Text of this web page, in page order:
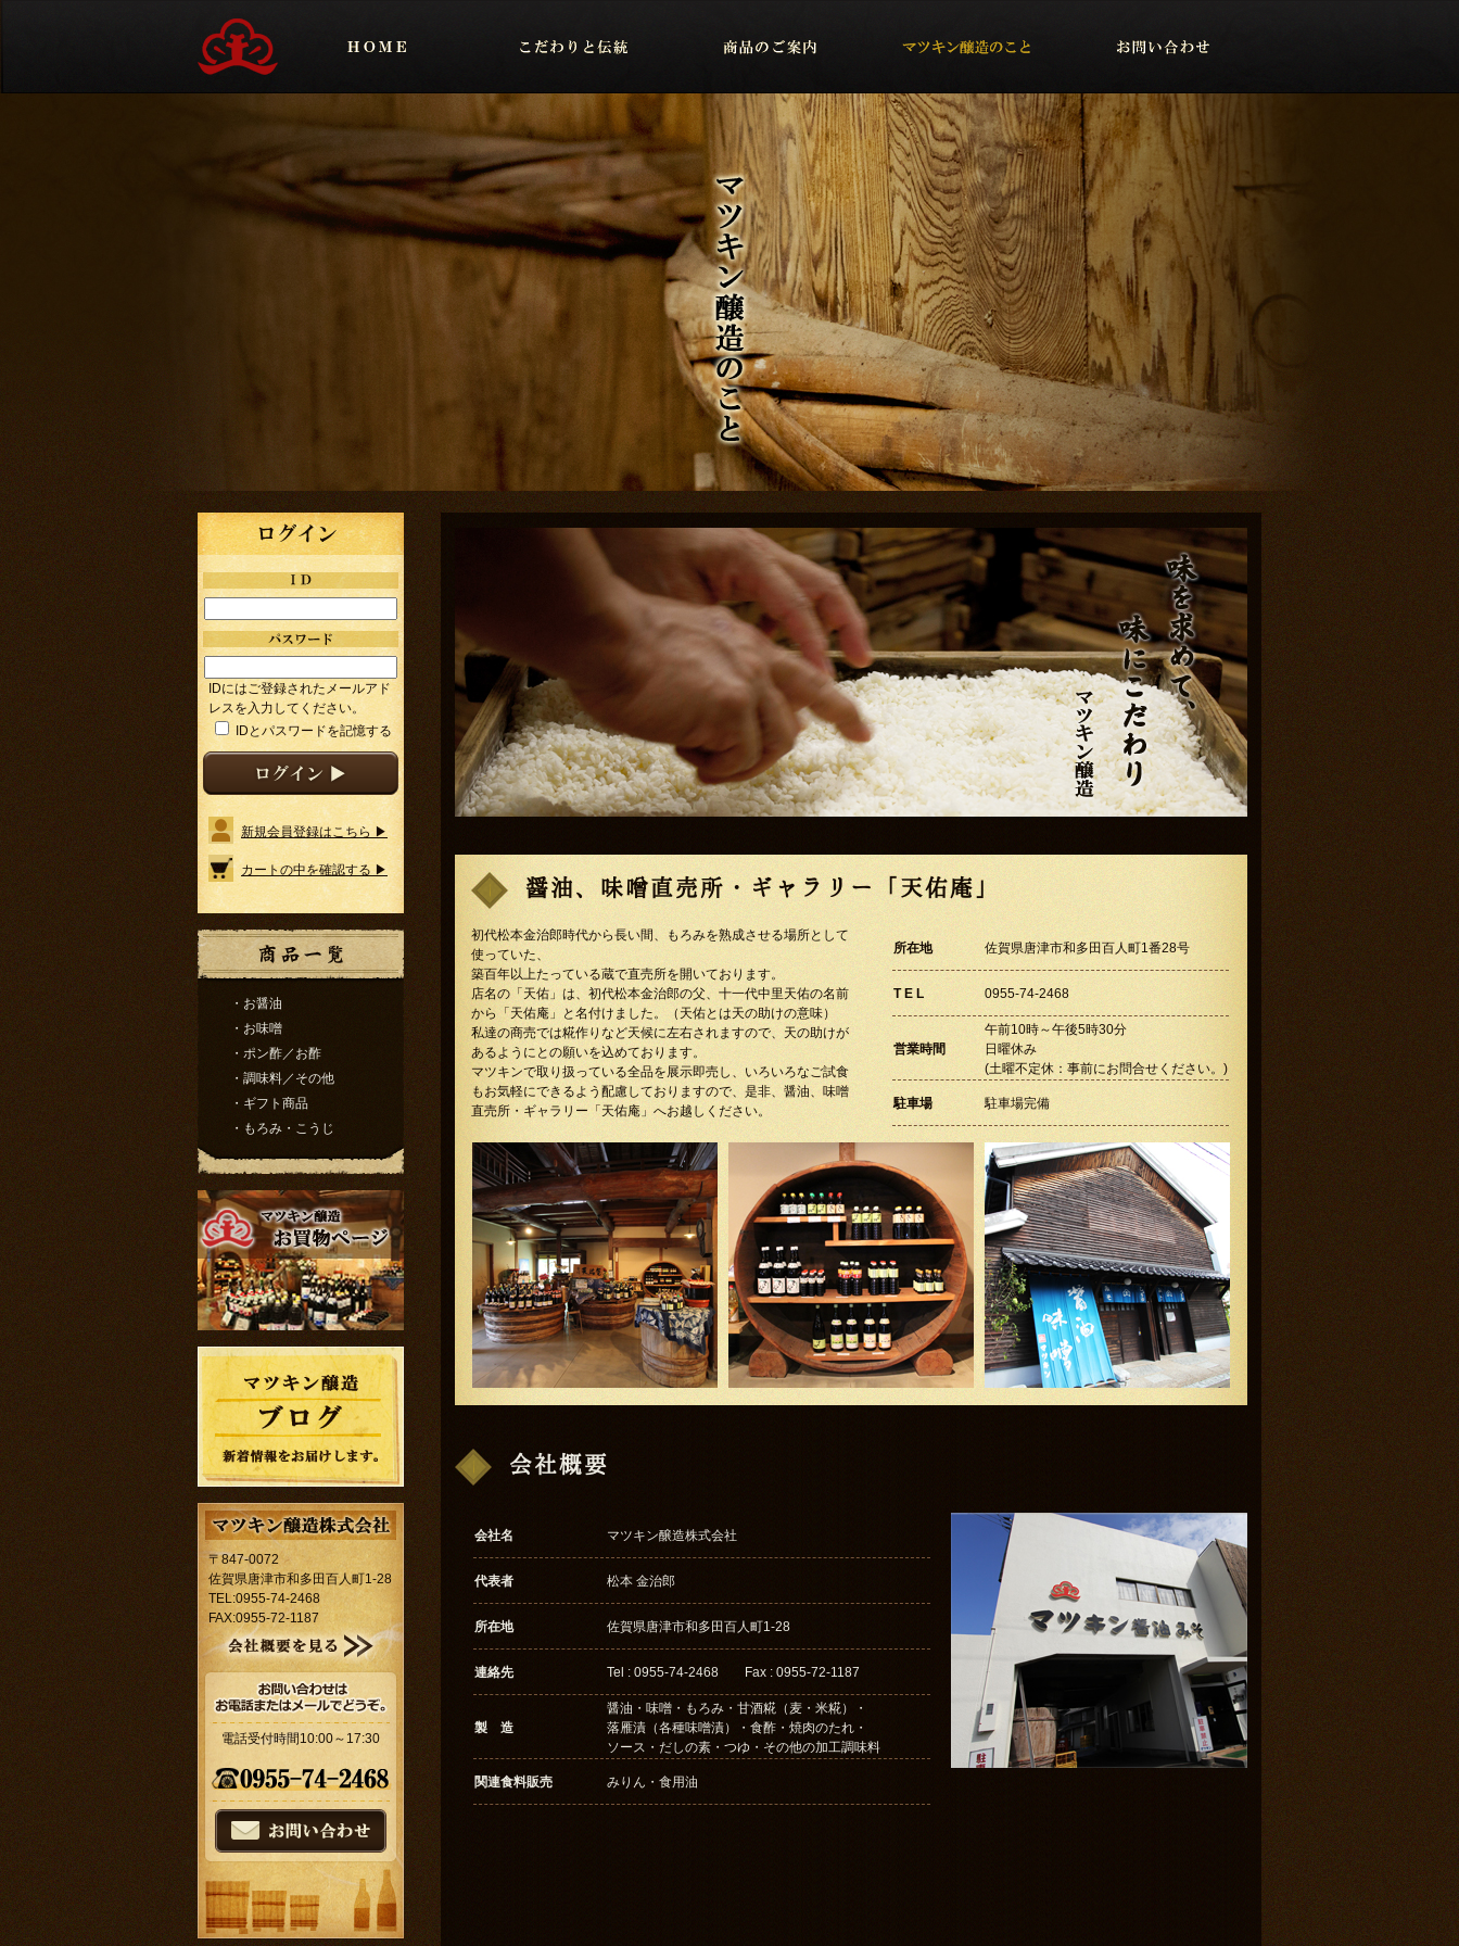
醤油、味噌直売所・ギャラリー「天佑庵」
初代松本金治郎時代から長い間、もろみを熟成させる場所として
使っていた、
築百年以上たっている蔵で直売所を開いております。
店名の「天佑」は、初代松本金治郎の父、十一代中里天佑の名前
から「天佑庵」と名付けました。（天佑とは天の助けの意味）
私達の商売では糀作りなど天候に左右されますので、天の助けが
あるようにとの願いを込めております。
マツキンで取り扱っている全品を展示即売し、いろいろなご試食
もお気軽にできるよう配慮しておりますので、是非、醤油、味噌
直売所・ギャラリー「天佑庵」へお越しください。
所在地 佐賀県唐津市和多田百人町1番28号
T E L 0955-74-2468
営業時間
午前10時～午後5時30分
日曜休み
(土曜不定休：事前にお問合せください。)
駐車場 駐車場完備
会社概要
会社名 マツキン醸造株式会社
代表者 松本 金治郎
所在地 佐賀県唐津市和多田百人町1-28
連絡先 Tel : 0955-74-2468 Fax : 0955-72-1187
製 造
醤油・味噌・もろみ・甘酒糀（麦・米糀）・
落雁漬（各種味噌漬）・食酢・焼肉のたれ・
ソース・だしの素・つゆ・その他の加工調味料
関連食料販売 みりん・食用油
IDにはご登録されたメールアド
レスを入力してください。
IDとパスワードを記憶する
新規会員登録はこちら ▶
カートの中を確認する ▶
・お醤油
・お味噌
・ポン酢／お酢
・調味料／その他
・ギフト商品
・もろみ・こうじ
〒847-0072
佐賀県唐津市和多田百人町1-28
TEL:0955-74-2468
FAX:0955-72-1187
電話受付時間10:00～17:30